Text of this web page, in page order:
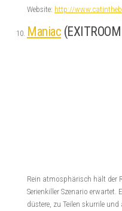
Website: http://
Maniac
Rein atmosphärisch hält der
Serienkiller Szenario erwartet.
düstere, zu Teilen skurrile